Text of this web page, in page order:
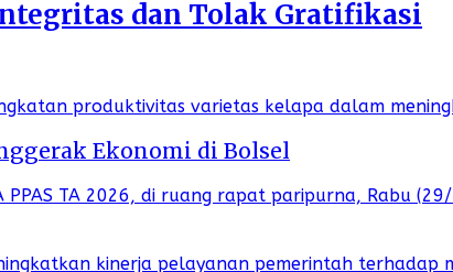
dan Tolak Gratifikasi
Ekonomi di Bolsel